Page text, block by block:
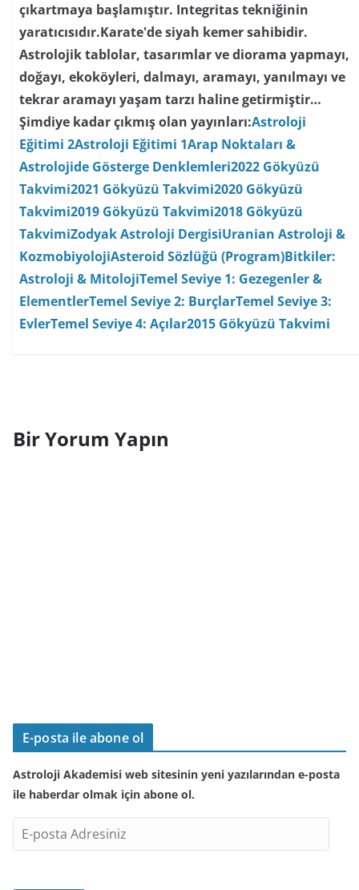
çıkartmaya başlamıştır. Integritas tekniğinin
yaratıcısıdır.Karate'de siyah kemer sahibidir.
Astrolojik tablolar, tasarımlar ve diorama yapmayı,
doğayı, ekoköyleri, dalmayı, aramayı, yanılmayı ve
tekrar aramayı yaşam tarzı haline getirmiştir…
Şimdiye kadar çıkmış olan yayınları:Astroloji
Eğitimi 2Astroloji Eğitimi 1Arap Noktaları &
Astrolojide Gösterge Denklemleri2022 Gökyüzü
Takvimi2021 Gökyüzü Takvimi2020 Gökyüzü
Takvimi2019 Gökyüzü Takvimi2018 Gökyüzü
TakvimiZodyak Astroloji DergisiUranian Astroloji &
KozmobiyolojiAsteroid Sözlüğü (Program)Bitkiler:
Astroloji & MitolojiTemel Seviye 1: Gezegenler &
ElementlerTemel Seviye 2: BurçlarTemel Seviye 3:
EvlerTemel Seviye 4: Açılar2015 Gökyüzü Takvimi
Bir Yorum Yapın
E-posta ile abone ol
Astroloji Akademisi web sitesinin yeni yazılarından e-posta
ile haberdar olmak için abone ol.
-
o